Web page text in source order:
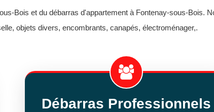
Bois et du débarras d'appartement à Fontenay-sous-Bois.
objets divers, encombrants, canapés, électroménager,.
Débarras Professionnels